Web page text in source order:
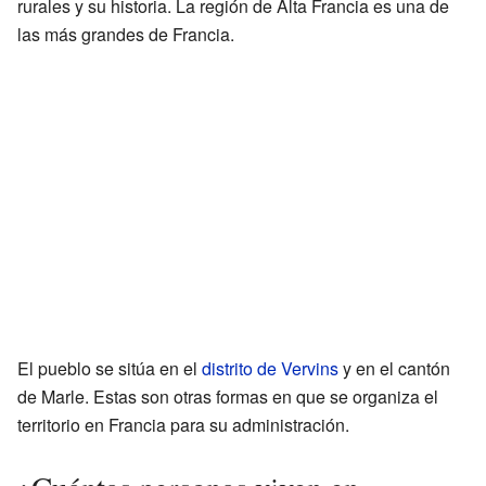
rurales y su historia. La región de Alta Francia es una de
las más grandes de Francia.
El pueblo se sitúa en el distrito de Vervinsy en el cantón
de Marle. Estas son otras formas en que se organiza el
territorio en Francia para su administración.